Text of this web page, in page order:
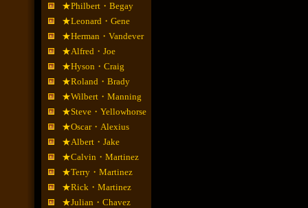
★Philbert・Begay
★Leonard・Gene
★Herman・Vandever
★Alfred・Joe
★Hyson・Craig
★Roland・Brady
★Wilbert・Manning
★Steve・Yellowhorse
★Oscar・Alexius
★Albert・Jake
★Calvin・Martinez
★Terry・Martinez
★Rick・Martinez
★Julian・Chavez